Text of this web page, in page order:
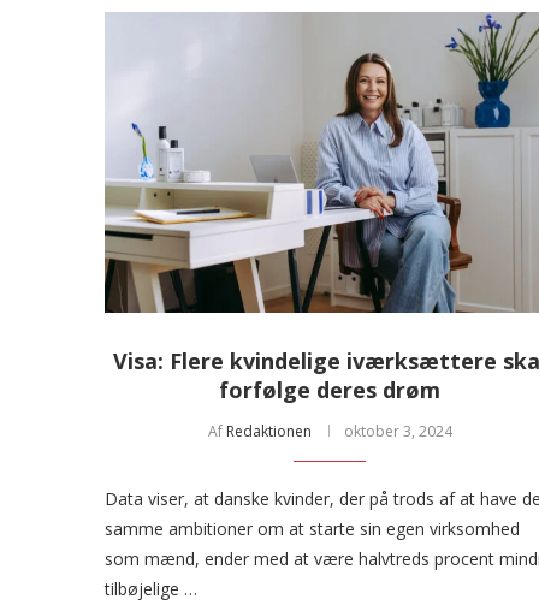
Visa: Flere kvindelige iværksættere
forfølge deres drøm
Af Redaktionen oktober 3, 2024
Data viser, at danske kvinder, der på trods af at have
samme ambitioner om at starte sin egen virksomhed
som mænd, ender med at være halvtreds procent
tilbøjelige …